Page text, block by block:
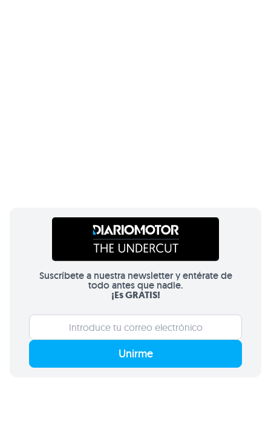
Suscríbete a nuestra newsletter y entérate de
todo antes que nadie.
¡Es GRATIS!
Unirme